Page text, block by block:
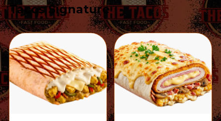
Tacos Signature